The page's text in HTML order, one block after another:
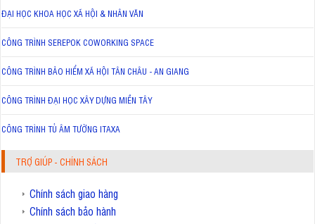
ĐẠI HỌC KHOA HỌC XÃ HỘI & NHÂN VĂN
CÔNG TRÌNH SEREPOK COWORKING SPACE
CÔNG TRÌNH BẢO HIỂM XÃ HỘI TÂN CHÂU - AN GIANG
CÔNG TRÌNH ĐẠI HỌC XÂY DỰNG MIỀN TÂY
CÔNG TRÌNH TỦ ÂM TƯỜNG ITAXA
TRỢ GIÚP - CHÍNH SÁCH
Chính sách giao hàng
Chính sách bảo hành